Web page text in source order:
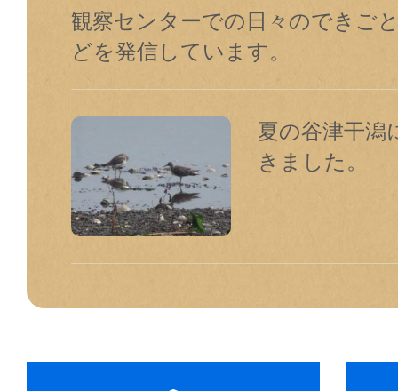
観察センターでの⽇々のできご
どを発信しています。
夏の谷津干潟
きました。